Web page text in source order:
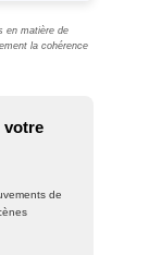
en matière de
la cohérence
votre
de